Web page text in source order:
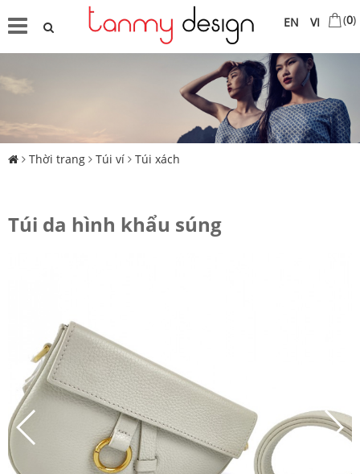
VI
EN (0)
Thời trang Túi ví Túi xách
Túi da hình khẩu súng